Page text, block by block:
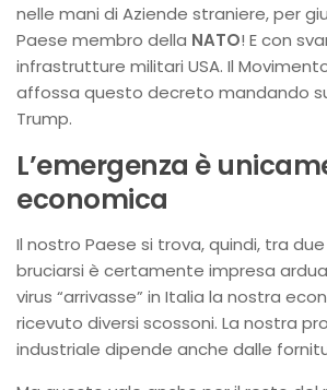
nelle mani di Aziende straniere, per
Paese membro della NATO! E con
infrastrutture militari USA. Il
affossa questo decreto mandando
Trump.
L’emergenza è
economica
Il nostro Paese si trova, quindi, tra
bruciarsi è certamente impresa
virus “arrivasse” in Italia la nostra
ricevuto diversi scossoni. La nostra
industriale dipende anche dalle